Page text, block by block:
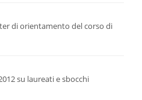
di orientamento del corso di
su laureati e sbocchi